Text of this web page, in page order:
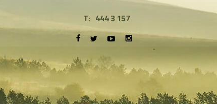
T: 444 3 157